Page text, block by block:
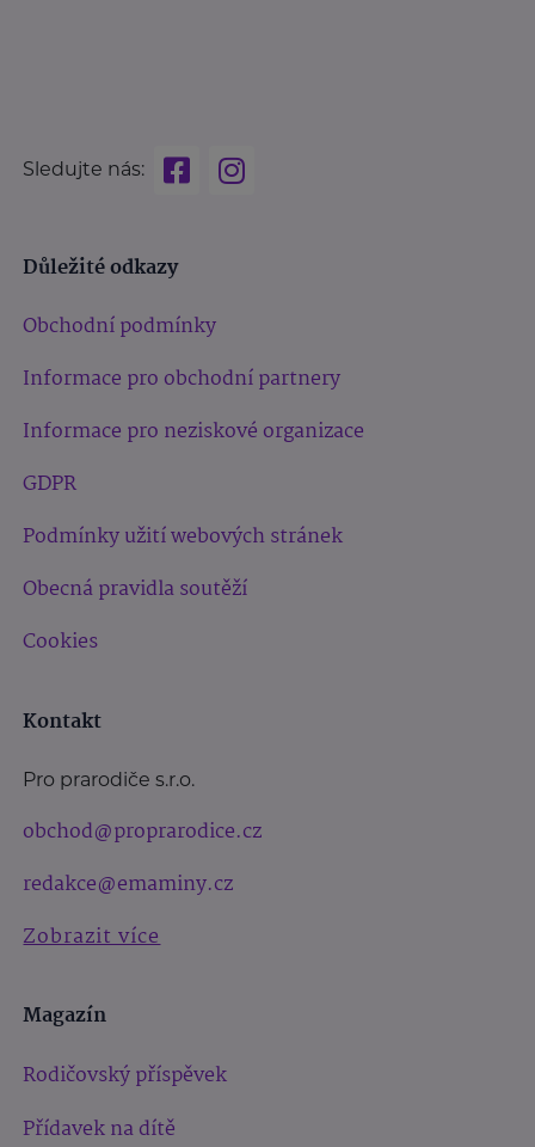
Sledujte nás:
Důležité odkazy
Obchodní podmínky
Informace pro obchodní partnery
Informace pro neziskové organizace
GDPR
Podmínky užití webových stránek
Obecná pravidla soutěží
Cookies
Kontakt
Pro prarodiče s.r.o.
obchod@proprarodice.cz
redakce@emaminy.cz
Zobrazit více
Magazín
Rodičovský příspěvek
Přídavek na dítě